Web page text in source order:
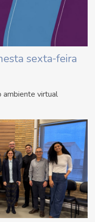
sexta-feira
ambiente virtual